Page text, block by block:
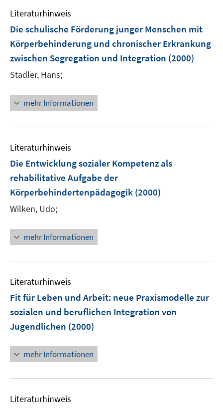
n
Literaturhinweis
Die schulische Förderung junger Menschen mit
Körperbehinderung und chronischer Erkrankung
zwischen Segregation und Integration (2000)
Stadler, Hans;
mehr Informationen
Literaturhinweis
Die Entwicklung sozialer Kompetenz als
rehabilitative Aufgabe der
Körperbehindertenpädagogik (2000)
Wilken, Udo;
mehr Informationen
Literaturhinweis
Fit für Leben und Arbeit: neue Praxismodelle zur
sozialen und beruflichen Integration von
Jugendlichen (2000)
mehr Informationen
Literaturhinweis